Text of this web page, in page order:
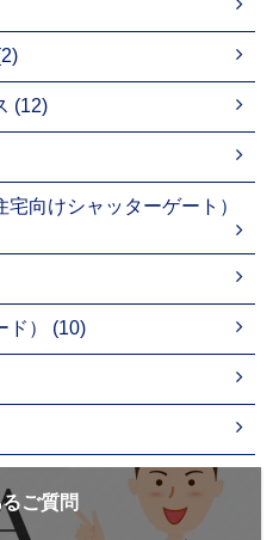
(12)
向けシャッターゲート）
ド） (10)
ご質問